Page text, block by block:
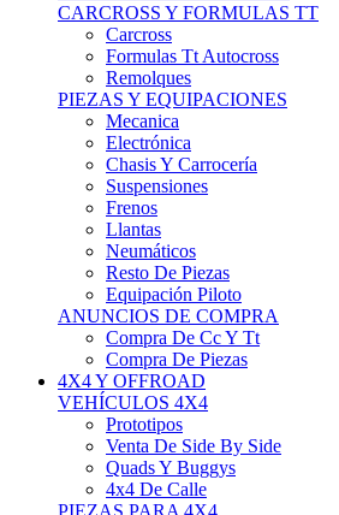
CARCROSS Y FORMULAS TT
Carcross
Formulas Tt Autocross
Remolques
PIEZAS Y EQUIPACIONES
Mecanica
Electrónica
Chasis Y Carrocería
Suspensiones
Frenos
Llantas
Neumáticos
Resto De Piezas
Equipación Piloto
ANUNCIOS DE COMPRA
Compra De Cc Y Tt
Compra De Piezas
4X4 Y OFFROAD
VEHÍCULOS 4X4
Prototipos
Venta De Side By Side
Quads Y Buggys
4x4 De Calle
PIEZAS PARA 4X4